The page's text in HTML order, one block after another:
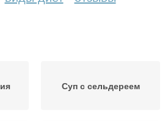
Суп с сельдереем